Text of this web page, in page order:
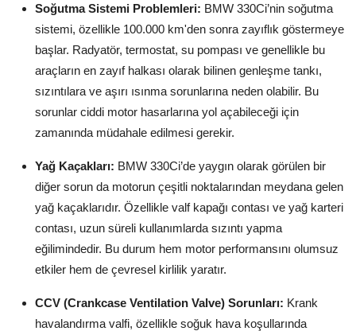
Soğutma Sistemi Problemleri: BMW 330Ci’nin soğutma
sistemi, özellikle 100.000 km'den sonra zayıflık göstermeye
başlar. Radyatör, termostat, su pompası ve genellikle bu
araçların en zayıf halkası olarak bilinen genleşme tankı,
sızıntılara ve aşırı ısınma sorunlarına neden olabilir. Bu
sorunlar ciddi motor hasarlarına yol açabileceği için
zamanında müdahale edilmesi gerekir.
Yağ Kaçakları: BMW 330Ci’de yaygın olarak görülen bir
diğer sorun da motorun çeşitli noktalarından meydana gelen
yağ kaçaklarıdır. Özellikle valf kapağı contası ve yağ karteri
contası, uzun süreli kullanımlarda sızıntı yapma
eğilimindedir. Bu durum hem motor performansını olumsuz
etkiler hem de çevresel kirlilik yaratır.
CCV (Crankcase Ventilation Valve) Sorunları: Krank
havalandırma valfi, özellikle soğuk hava koşullarında